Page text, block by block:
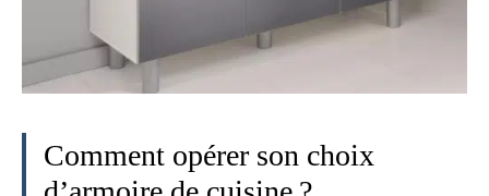
Comment opérer son choix